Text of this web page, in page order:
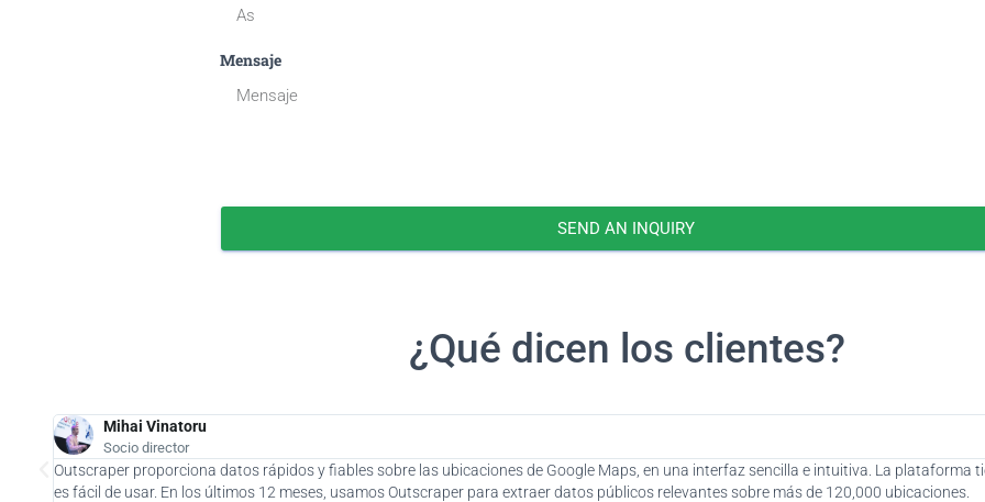
Mensaje
SEND AN INQUIRY
¿Qué dicen los clientes?
Mihai Vinatoru
Socio director
Outscraper proporciona datos rápidos y fiables sobre las ubicaciones de Google Maps, en una interfaz sencilla e intuitiva. La plataforma
es fácil de usar. En los últimos 12 meses, usamos Outscraper para extraer datos públicos relevantes sobre más de 120,000 ubicaciones.